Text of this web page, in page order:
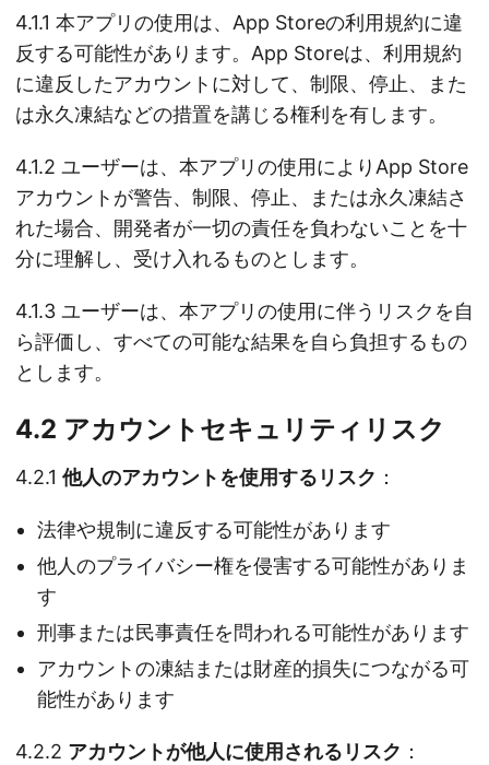
4.1.1 本アプリの使用は、App Storeの利用規約に違
反する可能性があります。App Storeは、利用規約
に違反したアカウントに対して、制限、停止、また
は永久凍結などの措置を講じる権利を有します。
4.1.2 ユーザーは、本アプリの使用によりApp Store
アカウントが警告、制限、停止、または永久凍結さ
れた場合、開発者が一切の責任を負わないことを十
分に理解し、受け入れるものとします。
4.1.3 ユーザーは、本アプリの使用に伴うリスクを自
ら評価し、すべての可能な結果を自ら負担するもの
とします。
4.2 アカウントセキュリティリスク
4.2.1 他人のアカウントを使用するリスク ：
法律や規制に違反する可能性があります
他人のプライバシー権を侵害する可能性がありま
す
刑事または民事責任を問われる可能性があります
アカウントの凍結または財産的損失につながる可
能性があります
4.2.2 アカウントが他人に使用されるリスク ：